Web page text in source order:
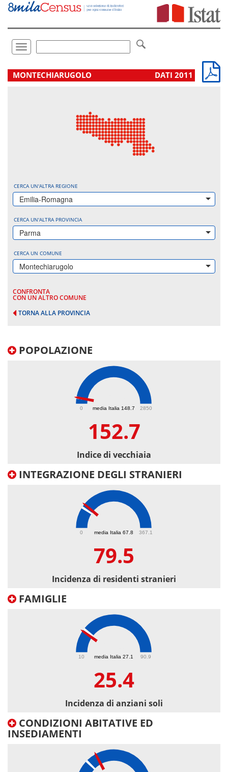
Vai
direttamente
Toggle
navigation
.
MONTECHIARUGOLO DATI 2011
CERCA UN'ALTRA REGIONE
Emilia-Romagna
CERCA UN'ALTRA PROVINCIA
Parma
CERCA UN COMUNE
Montechiarugolo
CONFRONTA
CON UN ALTRO COMUNE
TORNA ALLA PROVINCIA
POPOLAZIONE
media Italia 148.7
0 2850
152.7
Indice di vecchiaia
INTEGRAZIONE DEGLI STRANIERI
media Italia 67.8
0 367.1
79.5
Incidenza di residenti stranieri
FAMIGLIE
media Italia 27.1
10 90.9
25.4
Incidenza di anziani soli
CONDIZIONI ABITATIVE ED
INSEDIAMENTI